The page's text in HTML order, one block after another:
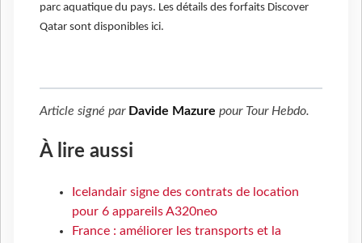
parc aquatique du pays. Les détails des forfaits Discover
Qatar sont disponibles ici.
Article signé par Davide Mazure pour Tour Hebdo.
À lire aussi
Icelandair signe des contrats de location
pour 6 appareils A320neo
France : améliorer les transports et la